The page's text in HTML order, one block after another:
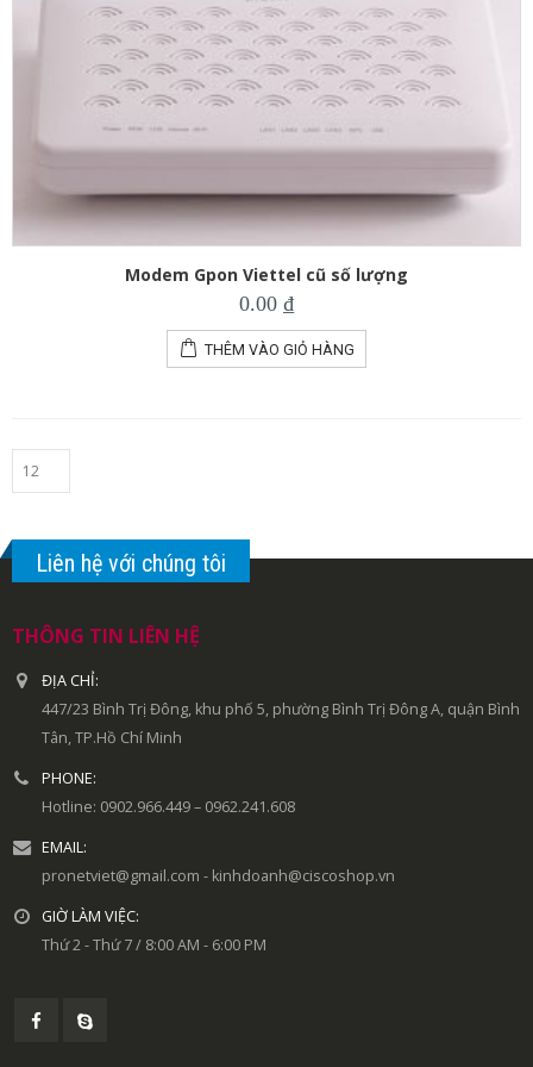
Modem Gpon Viettel cũ số lượng
0.00 ₫
THÊM VÀO GIỎ HÀNG
Liên hệ với chúng tôi
THÔNG TIN LIÊN HỆ
ĐỊA CHỈ:
447/23 Bình Trị Đông, khu phố 5, phường Bình Trị Đông A, quận Bình
Tân, TP.Hồ Chí Minh
PHONE:
Hotline: 0902.966.449 – 0962.241.608
EMAIL:
pronetviet@gmail.com - kinhdoanh@ciscoshop.vn
GIỜ LÀM VIỆC:
Thứ 2 - Thứ 7 / 8:00 AM - 6:00 PM